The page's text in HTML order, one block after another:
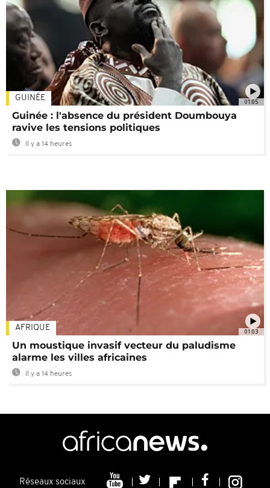
01:05
GUINÉE
Guinée : l'absence du président Doumbouya
ravive les tensions politiques
Il y a 14 heures
01:03
AFRIQUE
Un moustique invasif vecteur du paludisme
alarme les villes africaines
Il y a 14 heures
Réseaux sociaux